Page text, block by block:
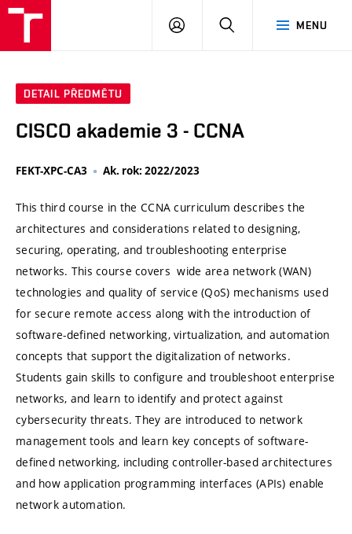
MENU
PŘIHLÁSIT
DETAIL PŘEDMĚTU
CISCO akademie 3 - CCNA
FEKT-XPC-CA3 Ak. rok: 2022/2023
This third course in the CCNA curriculum describes the
architectures and considerations related to designing,
securing, operating, and troubleshooting enterprise
networks. This course covers wide area network (WAN)
technologies and quality of service (QoS) mechanisms used
for secure remote access along with the introduction of
software-defined networking, virtualization, and automation
concepts that support the digitalization of networks.
Students gain skills to configure and troubleshoot enterprise
networks, and learn to identify and protect against
cybersecurity threats. They are introduced to network
management tools and learn key concepts of software-
defined networking, including controller-based architectures
and how application programming interfaces (APIs) enable
network automation.